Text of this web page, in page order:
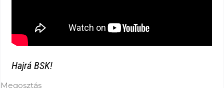
Hajrá BSK!
Megosztás